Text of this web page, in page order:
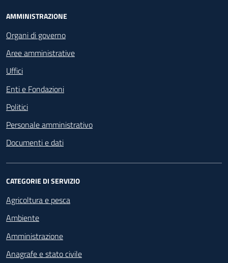
Footer - Navigazione
AMMINISTRAZIONE
Organi di governo
Aree amministrative
Uffici
Enti e Fondazioni
Politici
Personale amministrativo
Documenti e dati
CATEGORIE DI SERVIZIO
Agricoltura e pesca
Ambiente
Amministrazione
Anagrafe e stato civile